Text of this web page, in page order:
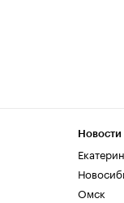
Новости
Омск